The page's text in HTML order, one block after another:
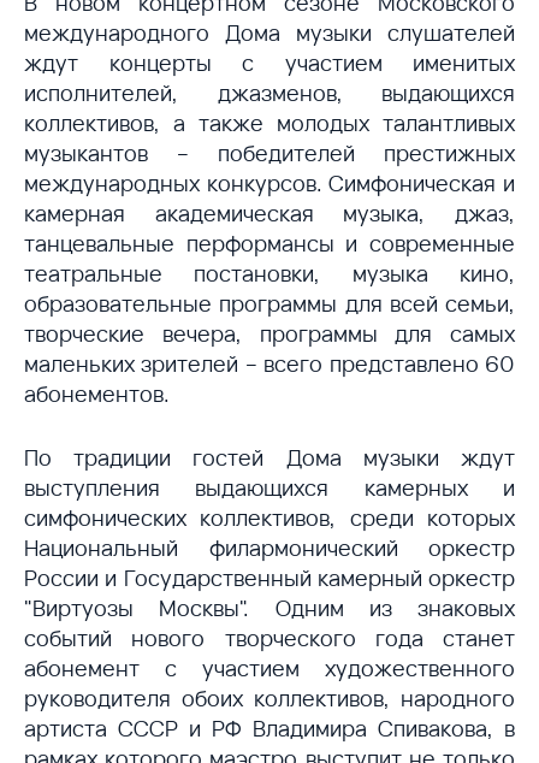
международного Дома музыки слушателей
ждут концерты с участием именитых
исполнителей, джазменов, выдающихся
коллективов, а также молодых талантливых
музыкантов – победителей престижных
международных конкурсов. Симфоническая и
камерная академическая музыка, джаз,
танцевальные перформансы и современные
театральные постановки, музыка кино,
образовательные программы для всей семьи,
творческие вечера, программы для самых
маленьких зрителей – всего представлено 60
абонементов.
По традиции гостей Дома музыки ждут
выступления выдающихся камерных и
симфонических коллективов, среди которых
Национальный филармонический оркестр
России и Государственный камерный оркестр
"Виртуозы Москвы". Одним из знаковых
событий нового творческого года станет
абонемент с участием художественного
руководителя обоих коллективов, народного
артиста СССР и РФ Владимира Спивакова, в